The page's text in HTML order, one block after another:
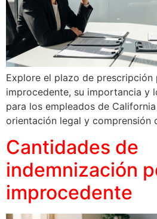
Explore el plazo de prescripción
improcedente, su importancia y
para los empleados de
orientación legal y comprensión
Cantidades de
indemnización
improcedente